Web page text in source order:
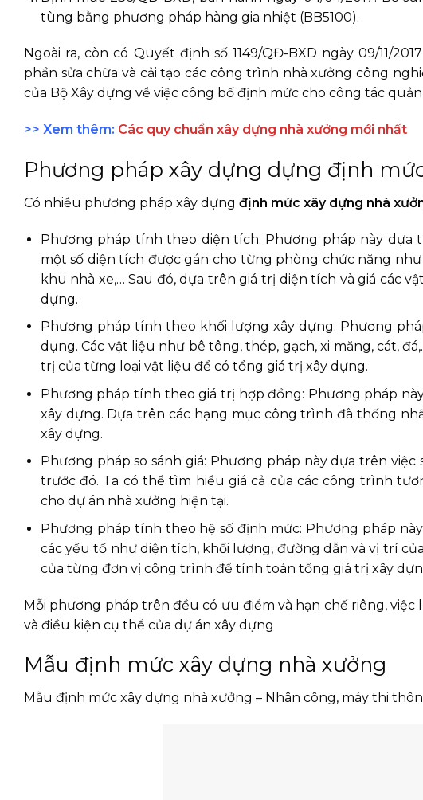
tùng bằng phương pháp hàng gia nhiệt (BB5100).
Ngoài ra, còn có Quyết định số 1149/QĐ-BXD ngày 09/11/
phần sửa chữa và cải tạo các công trình nhà xưởng công
của Bộ Xây dựng về việc công bố định mức cho công tác
>> Xem thêm: Các quy chuẩn xây dựng nhà xưởng mới nhất
Phương pháp xây dựng dựng định
Có nhiều phương pháp xây dựng định mức xây dựng nhà
Phương pháp tính theo diện tích: Phương pháp này
một số diện tích được gán cho từng phòng chức năng
khu nhà xe,… Sau đó, dựa trên giá trị diện tích và giá các
dựng.
Phương pháp tính theo khối lượng xây dựng: Phương
dụng. Các vật liệu như bê tông, thép, gạch, xi măng, cát,
trị của từng loại vật liệu để có tổng giá trị xây dựng.
Phương pháp tính theo giá trị hợp đồng: Phương pháp
xây dựng. Dựa trên các hạng mục công trình đã thống
xây dựng.
Phương pháp so sánh giá: Phương pháp này dựa trên
trước đó. Ta có thể tìm hiểu giá cả của các công trình
cho dự án nhà xưởng hiện tại.
Phương pháp tính theo hệ số định mức: Phương pháp
các yếu tố như diện tích, khối lượng, đường dẫn và vị trí
của từng đơn vị công trình để tính toán tổng giá trị xây
Mỗi phương pháp trên đều có ưu điểm và hạn chế riêng,
và điều kiện cụ thể của dự án xây dựng
Mẫu định mức xây dựng nhà xưởng
Mẫu định mức xây dựng nhà xưởng – Nhân công, máy thi